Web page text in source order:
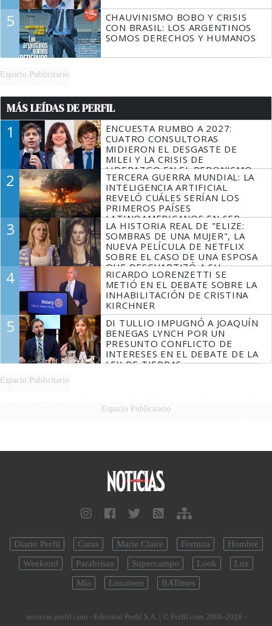
5
CHAUVINISMO BOBO Y CRISIS
CON BRASIL: LOS ARGENTINOS
SOMOS DERECHOS Y HUMANOS
Espacio Publicitario
MÁS LEÍDAS DE PERFIL
1
ENCUESTA RUMBO A 2027:
CUATRO CONSULTORAS
MIDIERON EL DESGASTE DE
MILEI Y LA CRISIS DE
LIDERAZGO EN EL PERONISMO
2
TERCERA GUERRA MUNDIAL: LA
INTELIGENCIA ARTIFICIAL
REVELÓ CUÁLES SERÍAN LOS
PRIMEROS PAÍSES
LATINOAMERICANOS EN SER
DERROTADOS
3
LA HISTORIA REAL DE "ELIZE:
SOMBRAS DE UNA MUJER", LA
NUEVA PELÍCULA DE NETFLIX
SOBRE EL CASO DE UNA ESPOSA
QUE DESCUARTIZÓ A SU
MARIDO
4
RICARDO LORENZETTI SE
METIÓ EN EL DEBATE SOBRE LA
INHABILITACIÓN DE CRISTINA
KIRCHNER
5
DI TULLIO IMPUGNÓ A JOAQUÍN
BENEGAS LYNCH POR UN
PRESUNTO CONFLICTO DE
INTERESES EN EL DEBATE DE LA
LEY DE TIERRAS
Espacio Publicitario
Espacio Publicitario
Diario Perfil Caras Marie Claire Fortuna
Hombre
Weekend
Parabrisas Supercampo Look
Luz
Mía
Lunateen BATimes
noticias.perfil.com - Editorial Perfil S.A. | © Perfil.com 2006-2026 -